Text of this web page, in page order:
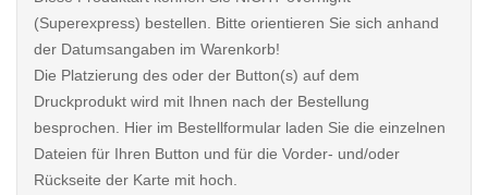
(Superexpress) bestellen. Bitte orientieren Sie sich anhand
der Datumsangaben im Warenkorb!
Die Platzierung des oder der Button(s) auf dem
Druckprodukt wird mit Ihnen nach der Bestellung
besprochen. Hier im Bestellformular laden Sie die einzelnen
Dateien für Ihren Button und für die Vorder- und/oder
Rückseite der Karte mit hoch.